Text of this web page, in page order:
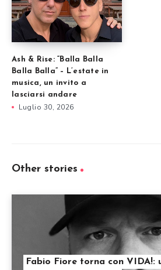
Ash & Rise: “Balla Balla
Balla Balla” – L’estate in
musica, un invito a
lasciarsi andare
Luglio 30, 2026
Other stories
Fabio Fiore torna con VIDA!: